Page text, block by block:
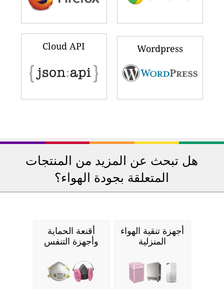
Wordpress
Cloud API
هل تبحث عن المزيد من المنتجات
المتعلقة بجودة الهواء؟
أجهزة تنقية الهواء
المنزلية
أقنعة الحماية
وأجهزة التنفس